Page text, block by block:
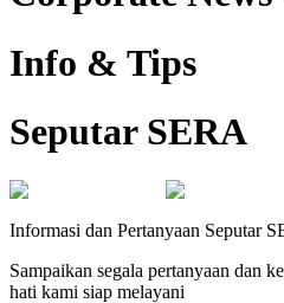
Info & Tips
Seputar SERA
Informasi dan Pertanyaan Seputar
Sampaikan segala pertanyaan dan
hati kami siap melayani